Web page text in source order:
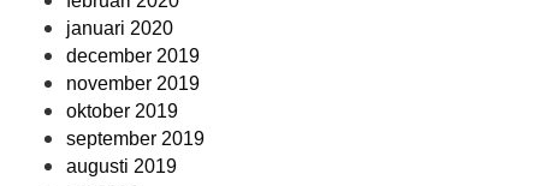
januari 2020
december 2019
november 2019
oktober 2019
september 2019
augusti 2019